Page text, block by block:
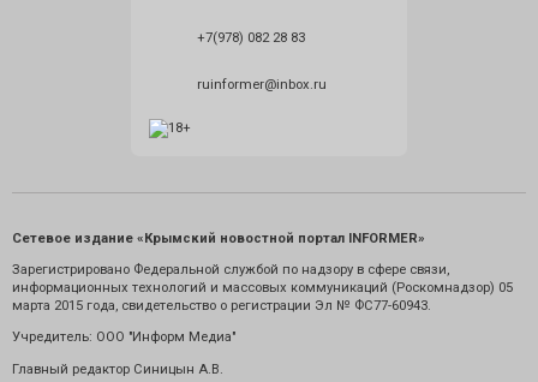
+7(978) 082 28 83
ruinformer@inbox.ru
Сетевое издание «Крымский новостной портал INFORMER»
Зарегистрировано Федеральной службой по надзору в сфере связи,
информационных технологий и массовых коммуникаций (Роскомнадзор) 05
марта 2015 года, свидетельство о регистрации Эл № ФС77-60943.
Учредитель: ООО "Информ Медиа"
Главный редактор Синицын А.В.